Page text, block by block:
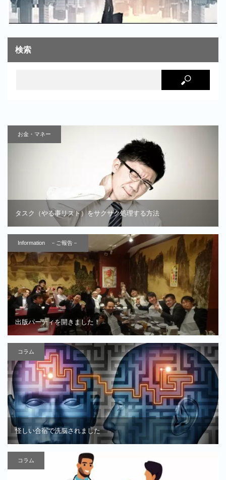
検索
お金・マネー
タスク（やる事リスト）をサクサク処理する方法
Information －ご報告－
出版パーティを開きました！
コラム
怪しい合宿で洗脳されました
コラム